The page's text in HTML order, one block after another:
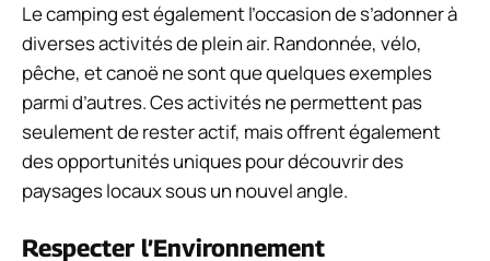
Le camping est également l’occasion de s’adonner à
diverses activités de plein air. Randonnée, vélo,
pêche, et canoë ne sont que quelques exemples
parmi d’autres. Ces activités ne permettent pas
seulement de rester actif, mais offrent également
des opportunités uniques pour découvrir des
paysages locaux sous un nouvel angle.
Respecter l’Environnement